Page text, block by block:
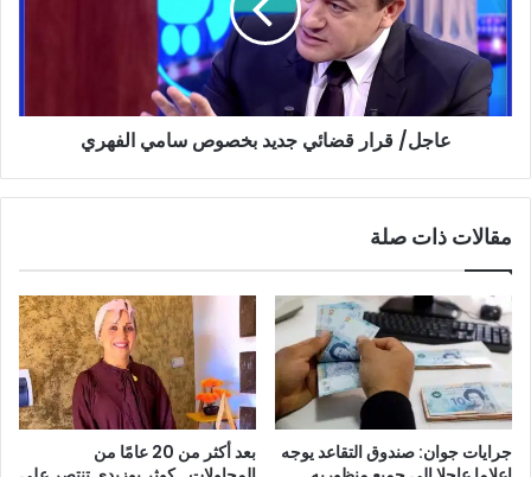
بخصوص
سامي
الفهري
عاجل/ قرار قضائي جديد بخصوص سامي الفهري
مقالات ذات صلة
جرايات جوان: صندوق التقاعد يوجه
بعد أكثر من 20 عامًا من